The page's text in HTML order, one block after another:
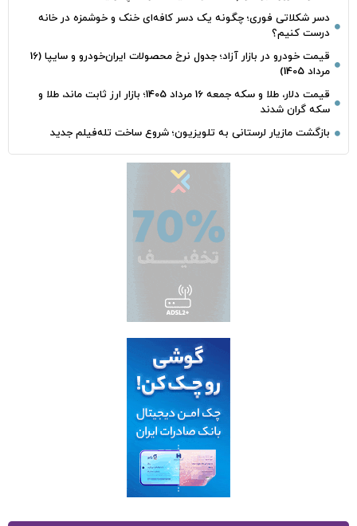
دسر شکلاتی فوری؛ چگونه یک دسر کافه‌ای خنک و خوشمزه در خانه
درست کنیم؟
قیمت خودرو در بازار آزاد؛ جدول نرخ محصولات ایران‌خودرو و سایپا (16
مرداد 1405)
قیمت دلار، طلا و سکه جمعه 16 مرداد 1405؛ بازار ارز ثابت ماند، طلا و
سکه گران شدند
بازگشت مازیار لرستانی به تلویزیون؛ شروع ساخت تله‌فیلم جدید